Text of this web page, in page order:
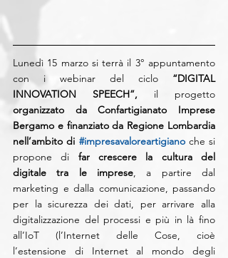
Lunedì 15 marzo si terrà il 3° appuntamento
con i webinar del ciclo “DIGITAL
INNOVATION SPEECH”, il progetto
organizzato da Confartigianato Imprese
Bergamo e finanziato da Regione Lombardia
nell’ambito di #impresavaloreartigiano che si
propone di far crescere la cultura del
digitale tra le imprese, a partire dal
marketing e dalla comunicazione, passando
per la sicurezza dei dati, per arrivare alla
digitalizzazione del processi e più in là fino
all’IoT (l’Internet delle Cose, cioè
l’estensione di Internet al mondo degli